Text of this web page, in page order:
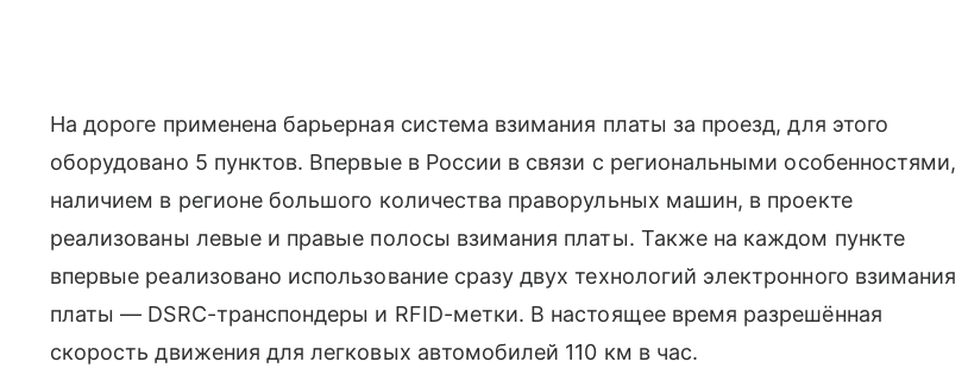
На дороге применена барьерная система взимания платы за проезд, для этого
оборудовано 5 пунктов. Впервые в России в связи с региональными особенностями,
наличием в регионе большого количества праворульных машин, в проекте
реализованы левые и правые полосы взимания платы. Также на каждом пункте
впервые реализовано использование сразу двух технологий электронного взимания
платы — DSRC-транспондеры и RFID-метки. В настоящее время разрешённая
скорость движения для легковых автомобилей 110 км в час.